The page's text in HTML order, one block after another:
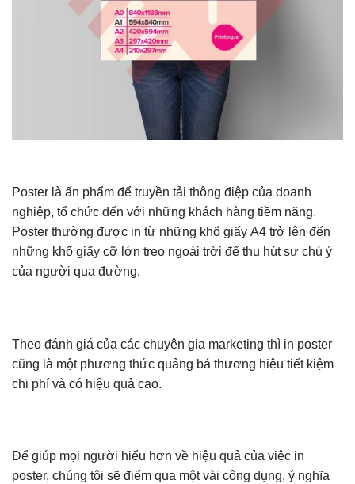
Poster là ấn phẩm để truyền tải thông điệp của doanh
nghiệp, tổ chức đến với những khách hàng tiềm năng.
Poster thường được in từ những khổ giấy A4 trở lên đến
những khổ giấy cỡ lớn treo ngoài trời để thu hút sự chú ý
của người qua đường.
Theo đánh giá của các chuyên gia marketing thì in poster
cũng là một phương thức quảng bá thương hiệu tiết kiệm
chi phí và có hiệu quả cao.
Để giúp mọi người hiểu hơn về hiệu quả của việc in
poster, chúng tôi sẽ điểm qua một vài công dụng, ý nghĩa